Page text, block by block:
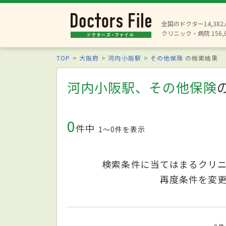
全国のドクター14,382
クリニック・病院
TOP 大阪府 河内小阪駅 その他保険 の検索結果
河内小阪駅、その他保険
0件中 1〜0件を表示
検索条件に当てはまるクリ
再度条件を変